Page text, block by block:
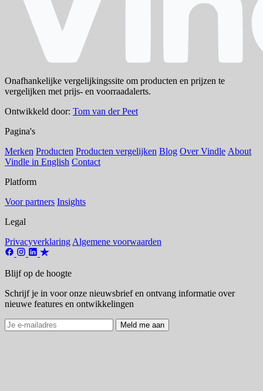
Onafhankelijke vergelijkingssite om producten en prijzen te
vergelijken met prijs- en voorraadalerts.
Ontwikkeld door: Tom van der Peet
Pagina's
Merken Producten Producten vergelijken Blog Over Vindle About
Vindle in English Contact
Platform
Voor partners Insights
Legal
Privacyverklaring Algemene voorwaarden
Blijf op de hoogte
Schrijf je in voor onze nieuwsbrief en ontvang informatie over
nieuwe features en ontwikkelingen
Meld me aan